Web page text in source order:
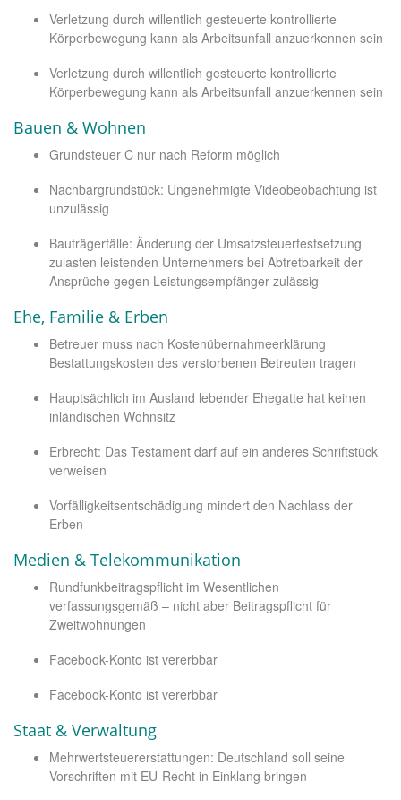
Verletzung durch willentlich gesteuerte kontrollierte
Körperbewegung kann als Arbeitsunfall anzuerkennen sein
Verletzung durch willentlich gesteuerte kontrollierte
Körperbewegung kann als Arbeitsunfall anzuerkennen sein
Bauen & Wohnen
Grundsteuer C nur nach Reform möglich
Nachbargrundstück: Ungenehmigte Videobeobachtung ist
unzulässig
Bauträgerfälle: Änderung der Umsatzsteuerfestsetzung
zulasten leistenden Unternehmers bei Abtretbarkeit der
Ansprüche gegen Leistungsempfänger zulässig
Ehe, Familie & Erben
Betreuer muss nach Kostenübernahmeerklärung
Bestattungskosten des verstorbenen Betreuten tragen
Hauptsächlich im Ausland lebender Ehegatte hat keinen
inländischen Wohnsitz
Erbrecht: Das Testament darf auf ein anderes Schriftstück
verweisen
Vorfälligkeitsentschädigung mindert den Nachlass der
Erben
Medien & Telekommunikation
Rundfunkbeitragspflicht im Wesentlichen
verfassungsgemäß – nicht aber Beitragspflicht für
Zweitwohnungen
Facebook-Konto ist vererbbar
Facebook-Konto ist vererbbar
Staat & Verwaltung
Mehrwertsteuererstattungen: Deutschland soll seine
Vorschriften mit EU-Recht in Einklang bringen